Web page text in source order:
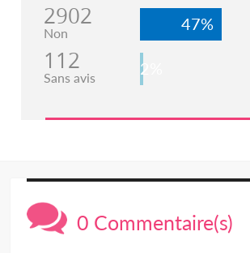
2902
Non 47%
112
Sans avis 2%
0 Commentaire(s)